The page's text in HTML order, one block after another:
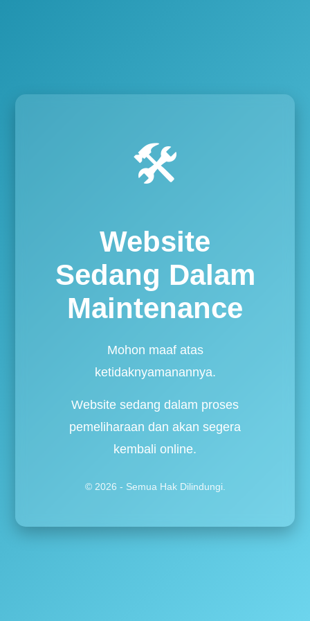
🛠️
Website
Sedang Dalam
Maintenance
Mohon maaf atas
ketidaknyamanannya.
Website sedang dalam proses
pemeliharaan dan akan segera
kembali online.
© 2026 - Semua Hak Dilindungi.